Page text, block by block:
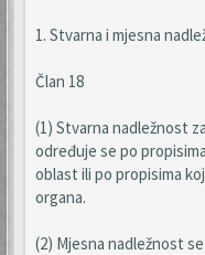
1. Stvarna i mjesna
Član 18
(1) Stvarna nadležnost
određuje se po
oblast ili po propisima
organa.
(2) Mjesna nadležnost